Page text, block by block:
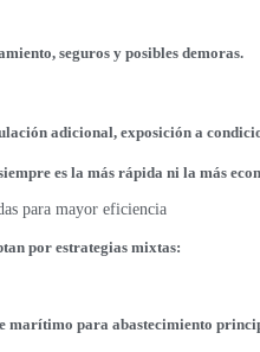
seguros y posibles demoras.
adicional, exposición a
es la más rápida ni la más
para mayor eficiencia
por estrategias mixtas:
marítimo para abastecimiento